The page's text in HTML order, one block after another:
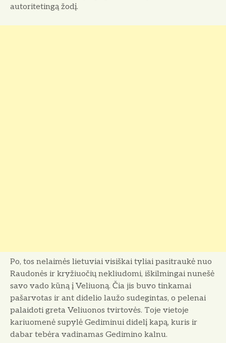
autoritetingą žodį.
Po, tos nelaimės lietuviai visiškai tyliai pasitraukė nuo
Raudonės ir kryžiuočių nekliudomi, iškilmingai nunešė
savo vado kūną į Veliuoną. Čia jis buvo tinkamai
pašarvotas ir ant didelio laužo sudegintas, o pelenai
palaidoti greta Veliuonos tvirtovės. Toje vietoje
kariuo­menė supylė Gediminui didelį kapą, kuris ir
dabar tebėra vadinamas Gedimi­no kalnu.